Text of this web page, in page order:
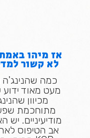
אז מיהו
לא קשור
כמה שהנינג'ה
מעט מאוד ידוע
מכיוון
מתוחכמת
מודיעיניים. יש